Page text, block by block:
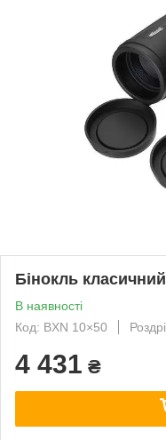
Бінокль
В наявності
Код: BXN 10×50
4 431 ₴